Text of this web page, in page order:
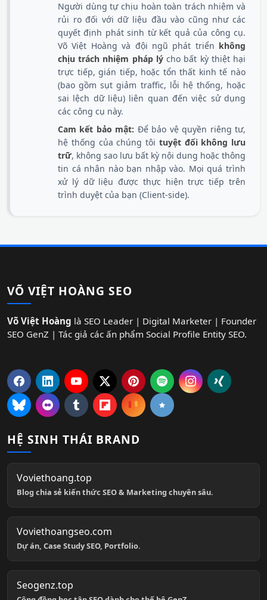
Người dùng tự chịu hoàn toàn trách nhiệm và
rủi ro đối với dữ liệu đầu vào cũng như các
quyết định phát sinh từ kết quả của công cụ.
Võ Việt Hoàng và đội ngũ phát triển không
chịu trách nhiệm pháp lýcho bất kỳ thiệt hại
trực tiếp, gián tiếp, hoặc tổn thất kinh tế nào
(bao gồm sụt giảm traffic, lỗi hệ thống, hoặc
sai lệch dữ liệu) liên quan đến việc sử dụng
các công cụ này.
Cam kết bảo mật: Để bảo vệ quyền riêng tư,
hệ thống của chúng tôi tuyệt đối không lưu
trữ, không sao lưu bất kỳ nội dung hoặc thông
tin cá nhân nào bạn nhập vào. Mọi quá trình
xử lý dữ liệu được thực hiện trực tiếp trên
trình duyệt của bạn (Client-side).
VÕ VIỆT HOÀNG SEO
Võ Việt Hoàng là SEO Leader | Digital Marketer | Founder
SEO GenZ | Tác giả các ấn phẩm Social Profile Entity SEO.
HỆ SINH THÁI BRAND
Voviethoang.top
Blog chia sẻ kiến thức SEO & Marketing chuyên sâu.
Voviethoangseo.com
Dự án, Case Study SEO, Portfolio.
Seogenz.top